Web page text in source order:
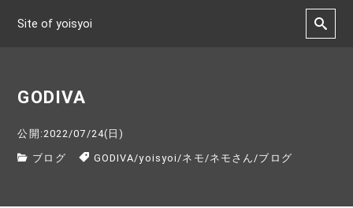
Site of yoisyoi
GODIVA
公開:2022/07/24(日)
ブログ GODIVA/yoisyoi /ネモ /ネモさん /ブログ